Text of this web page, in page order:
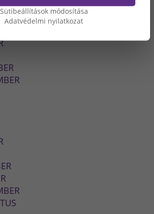
Sütibeállítások módosítása
Adatvédelmi nyilatkozat